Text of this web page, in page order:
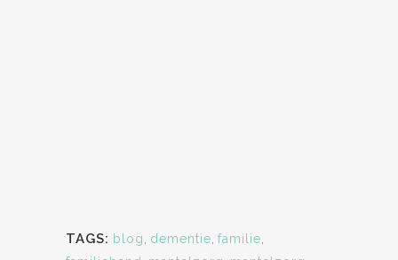
TAGS: blog dementie familie